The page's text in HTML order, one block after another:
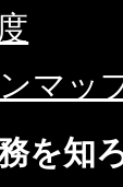
マッ
を知